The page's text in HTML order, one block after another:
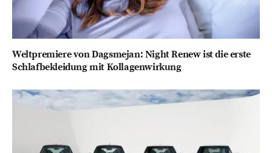
Weltpremiere von Dagsmejan: Night Renew ist die erste
Schlafbekleidung mit Kollagenwirkung